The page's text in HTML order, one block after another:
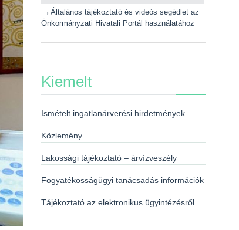
→ Általános tájékoztató és videós segédlet az
Önkormányzati Hivatali Portál használatához
Kiemelt
Ismételt ingatlanárverési hirdetmények
Közlemény
Lakossági tájékoztató – árvízveszély
Fogyatékosságügyi tanácsadás információk
Tájékoztató az elektronikus ügyintézésről